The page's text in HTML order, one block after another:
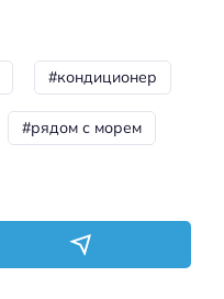
#кондиционер
#рядом с морем